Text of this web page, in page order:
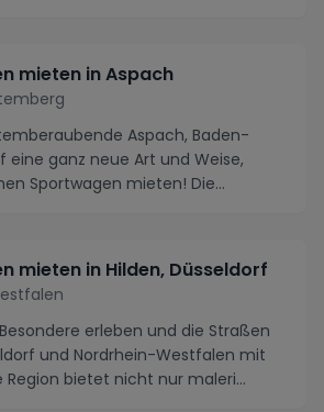
mieten in Aspach
Aspach, Baden-
ganz neue Art und Weise,
Sportwagen mieten! Die
mieten in Hilden, Düsseldorf
erleben und die Straßen
und Nordrhein-Westfalen mit
Region bietet nicht nur maleri...